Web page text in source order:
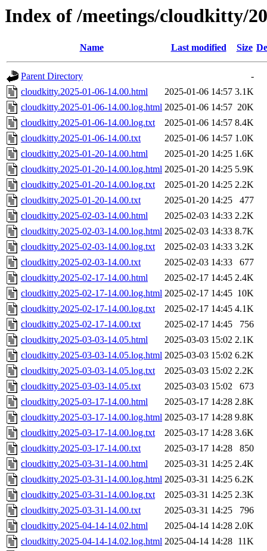
Index of /meetings/cloudkitty/
Name Last modified Size
Parent Directory
-
cloudkitty.2025-01-06-14.00.html
2025-01-06 14:57 3.1K
cloudkitty.2025-01-06-14.00.log.html 2025-01-06 14:57 20K
cloudkitty.2025-01-06-14.00.log.txt
2025-01-06 14:57 8.4K
cloudkitty.2025-01-06-14.00.txt
2025-01-06 14:57 1.0K
cloudkitty.2025-01-20-14.00.html
2025-01-20 14:25 1.6K
cloudkitty.2025-01-20-14.00.log.html 2025-01-20 14:25 5.9K
cloudkitty.2025-01-20-14.00.log.txt
2025-01-20 14:25 2.2K
cloudkitty.2025-01-20-14.00.txt
2025-01-20 14:25
477
cloudkitty.2025-02-03-14.00.html
2025-02-03 14:33 2.2K
cloudkitty.2025-02-03-14.00.log.html 2025-02-03 14:33 8.7K
cloudkitty.2025-02-03-14.00.log.txt
2025-02-03 14:33 3.2K
cloudkitty.2025-02-03-14.00.txt
2025-02-03 14:33
677
cloudkitty.2025-02-17-14.00.html
2025-02-17 14:45 2.4K
cloudkitty.2025-02-17-14.00.log.html 2025-02-17 14:45 10K
cloudkitty.2025-02-17-14.00.log.txt
2025-02-17 14:45 4.1K
cloudkitty.2025-02-17-14.00.txt
2025-02-17 14:45
756
cloudkitty.2025-03-03-14.05.html
2025-03-03 15:02 2.1K
cloudkitty.2025-03-03-14.05.log.html 2025-03-03 15:02 6.2K
cloudkitty.2025-03-03-14.05.log.txt
2025-03-03 15:02 2.2K
cloudkitty.2025-03-03-14.05.txt
2025-03-03 15:02
673
cloudkitty.2025-03-17-14.00.html
2025-03-17 14:28 2.8K
cloudkitty.2025-03-17-14.00.log.html 2025-03-17 14:28 9.8K
cloudkitty.2025-03-17-14.00.log.txt
2025-03-17 14:28 3.6K
cloudkitty.2025-03-17-14.00.txt
2025-03-17 14:28
850
cloudkitty.2025-03-31-14.00.html
2025-03-31 14:25 2.4K
cloudkitty.2025-03-31-14.00.log.html 2025-03-31 14:25 6.2K
cloudkitty.2025-03-31-14.00.log.txt
2025-03-31 14:25 2.3K
cloudkitty.2025-03-31-14.00.txt
2025-03-31 14:25
796
cloudkitty.2025-04-14-14.02.html
2025-04-14 14:28 2.0K
cloudkitty.2025-04-14-14.02.log.html 2025-04-14 14:28 11K